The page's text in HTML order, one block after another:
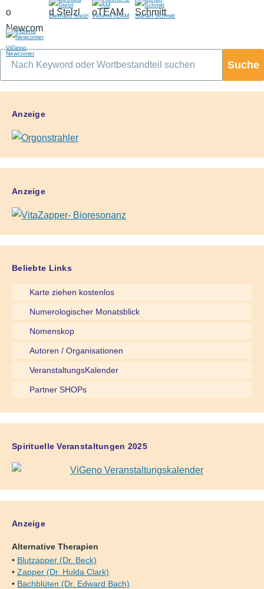
ViGeno
Newcomer
Diethard Stelzl ViGenoTEAM Stefan Schmitt
Suche
Anzeige
Anzeige
Beliebte Links
Karte ziehen kostenlos
Numerologischer Monatsblick
Nomenskop
Autoren / Organisationen
VeranstaltungsKalender
Partner SHOPs
Spirituelle Veranstaltungen 2025
Anzeige
Alternative Therapien
• Blutzapper (Dr. Beck)
• Zapper (Dr. Hulda Clark)
• Bachblüten (Dr. Edward Bach)